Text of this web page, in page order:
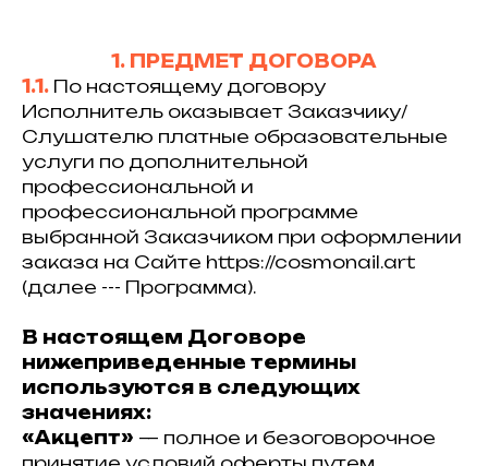
1. ПРЕДМЕТ ДОГОВОРА
1.1. По настоящему договору
Исполнитель оказывает Заказчику/
Слушателю платные образовательные
услуги по дополнительной
профессиональной и
профессиональной программе
выбранной Заказчиком при оформлении
заказа на Сайте https://cosmonail.art
(далее --- Программа).
В настоящем Договоре
нижеприведенные термины
используются в следующих
значениях:
«Акцепт» — полное и безоговорочное